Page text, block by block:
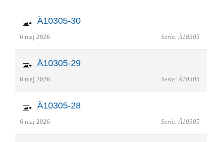
Ä10305-30
6 maj 2026 Serie: Ä10305
Ä10305-29
6 maj 2026 Serie: Ä10305
Ä10305-28
6 maj 2026 Serie: Ä10305